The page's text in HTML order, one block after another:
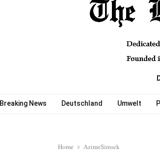
Breaking News Deutschland Umwelt
Home AzimeSimsek